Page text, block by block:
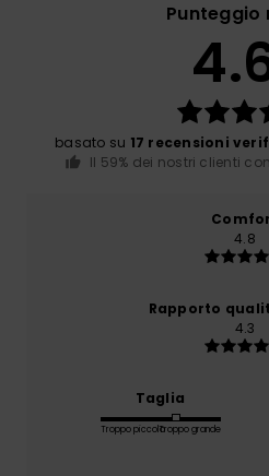
Punteggio
basato su 17 recensioni
Il 59% dei nostri clienti
4.8
Rapporto
4.3
Taglia
Troppo piccoloTroppo grande